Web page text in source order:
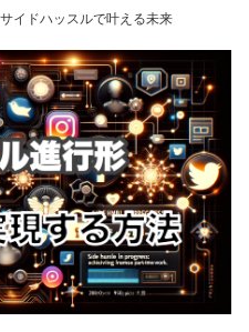
イドハッスルで叶える未来